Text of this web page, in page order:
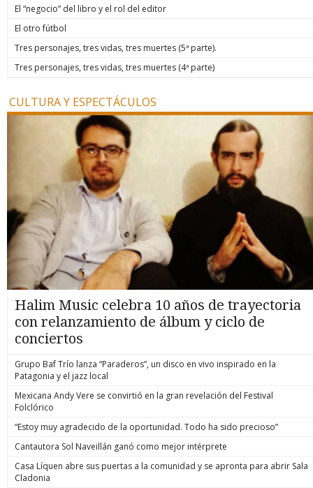
El “negocio” del libro y el rol del editor
El otro fútbol
Tres personajes, tres vidas, tres muertes (5ª parte).
Tres personajes, tres vidas, tres muertes (4ª parte)
CULTURA Y ESPECTÁCULOS
Halim Music celebra 10 años de trayectoria
con relanzamiento de álbum y ciclo de
conciertos
Grupo Baf Trío lanza “Paraderos”, un disco en vivo inspirado en la
Patagonia y el jazz local
Mexicana Andy Vere se convirtió en la gran revelación del Festival
Folclórico
“Estoy muy agradecido de la oportunidad. Todo ha sido precioso”
Cantautora Sol Naveillán ganó como mejor intérprete
Casa Líquen abre sus puertas a la comunidad y se apronta para abrir Sala
Cladonia